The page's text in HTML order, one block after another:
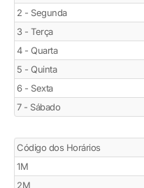
2 - Segunda
3 - Terça
4 - Quarta
5 - Quinta
6 - Sexta
7 - Sábado
Código dos Horários
1M
2M